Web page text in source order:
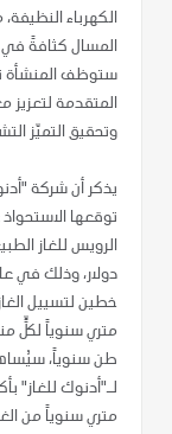
الكهرباء
المسال كثافةً في
ستوظف المنشأة
المتقدمة لتعزيز
وتحقيق التميّز
طن سنوياً، سيُساهم
متري سنوياً من